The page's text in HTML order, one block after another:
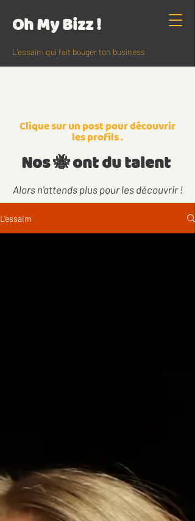
Oh My Bizz !
L'essaim qui fait bouger ton business
Cliquesur un post pour découvrir
les profils .
Nos 🐝 ont du talent
Alors n'attends plus pour les découvrir !
L'essaim